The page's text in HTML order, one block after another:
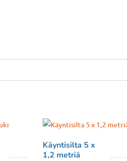
Käyntisilta 5 x
1,2 metriä